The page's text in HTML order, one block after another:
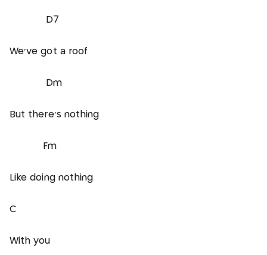
D7
We've got a roof
Dm
But there's nothing
Fm
Like doing nothing
C
With you